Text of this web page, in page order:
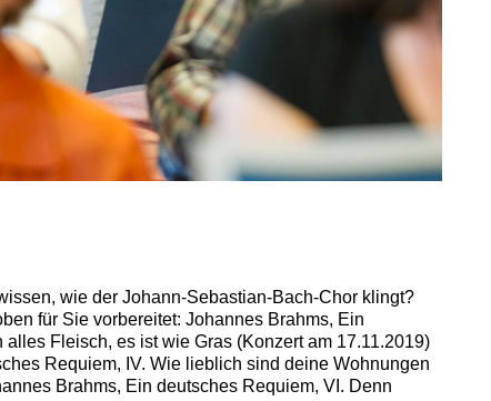
wie der Johann-Sebastian-Bach-Chor klingt?
für Sie vorbereitet: Johannes Brahms, Ein
Fleisch, es ist wie Gras (Konzert am 17.11.2019)
Requiem, IV. Wie lieblich sind deine Wohnungen
Brahms, Ein deutsches Requiem, VI. Denn